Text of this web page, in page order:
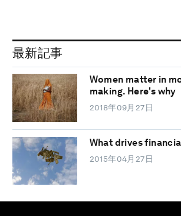
最新記事
Women matter in
making. Here's why
2018年09月27日
What drives
2015年04月27日